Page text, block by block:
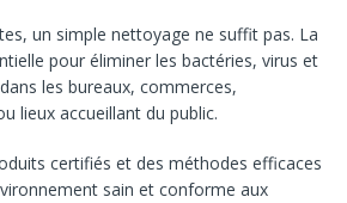
un simple nettoyage ne suffit pas. La
pour éliminer les bactéries, virus et
les bureaux, commerces,
lieux accueillant du public.
certifiés et des méthodes efficaces
sain et conforme aux